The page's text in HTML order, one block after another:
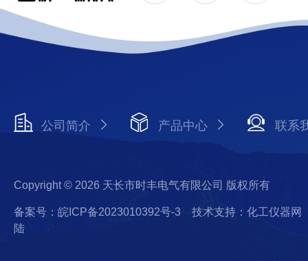
公司简介 产品中心 联系
Copyright © 2026 天长市时丰电气有限公司 版权所有
备案号：皖ICP备2023010392号-3
技术支持：化工仪器网
陆